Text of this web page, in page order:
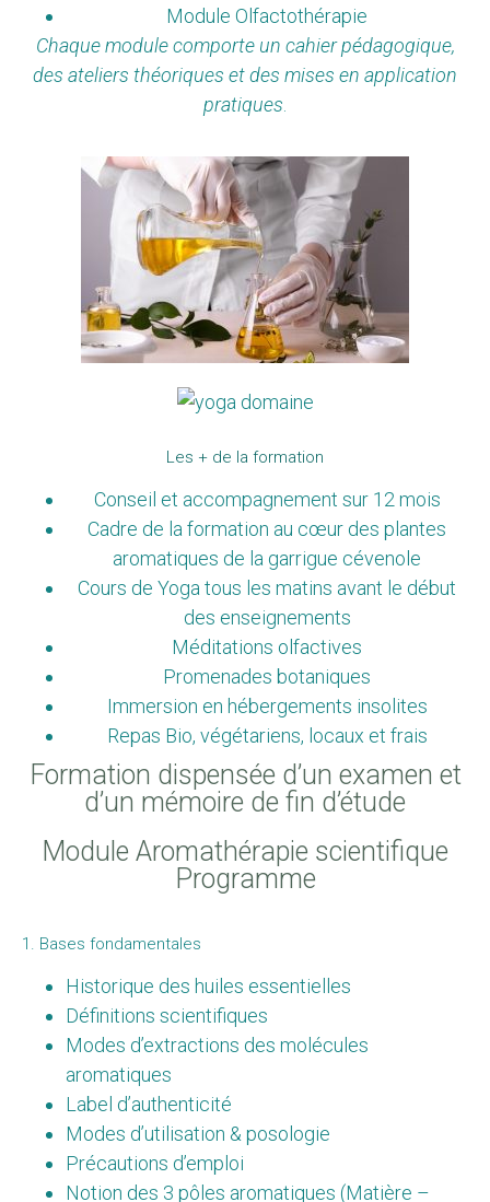
Module Olfactothérapie
Chaque module comporte un cahier pédagogique,
des ateliers théoriques et des mises en application
pratiques
Les + de la formation
Conseil et accompagnement sur 12 mois
Cadre de la formation au cœur des plantes
aromatiques de la garrigue cévenole
Cours de Yoga tous les matins avant le début
des enseignements
Méditations olfactives
Promenades botaniques
Immersion en hébergements insolites
Repas Bio, végétariens, locaux et frais
Formation dispensée d’un examen et
d’un mémoire de fin d’étude
Module Aromathérapie scientifique
Programme
1. Bases fondamentales
Historique des huiles essentielles
Définitions scientifiques
Modes d’extractions des molécules
aromatiques
Label d’authenticité
Modes d’utilisation & posologie
Précautions d’emploi
Notion des 3 pôles aromatiques (Matière –